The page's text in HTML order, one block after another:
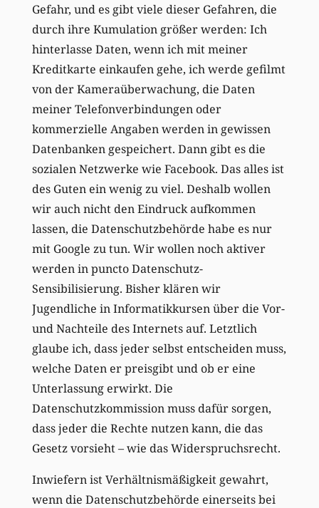
Gefahr, und es gibt viele dieser Gefahren, die
durch ihre Kumulation größer werden: Ich
hinterlasse Daten, wenn ich mit meiner
Kreditkarte einkaufen gehe, ich werde gefilmt
von der Kameraüberwachung, die Daten
meiner Telefonverbindungen oder
kommerzielle Angaben werden in gewissen
Datenbanken gespeichert. Dann gibt es die
sozialen Netzwerke wie Facebook. Das alles ist
des Guten ein wenig zu viel. Deshalb wollen
wir auch nicht den Eindruck aufkommen
lassen, die Datenschutzbehörde habe es nur
mit Google zu tun. Wir wollen noch aktiver
werden in puncto Datenschutz-
Sensibilisierung. Bisher klären wir
Jugendliche in Informatikkursen über die Vor-
und Nachteile des Internets auf. Letztlich
glaube ich, dass jeder selbst entscheiden muss,
welche Daten er preisgibt und ob er eine
Unterlassung erwirkt. Die
Datenschutzkommission muss dafür sorgen,
dass jeder die Rechte nutzen kann, die das
Gesetz vorsieht – wie das Widerspruchsrecht.
Inwiefern ist Verhältnismäßigkeit gewahrt,
wenn die Datenschutzbehörde einerseits bei